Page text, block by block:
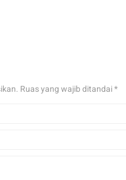
Ruas yang wajib ditandai*